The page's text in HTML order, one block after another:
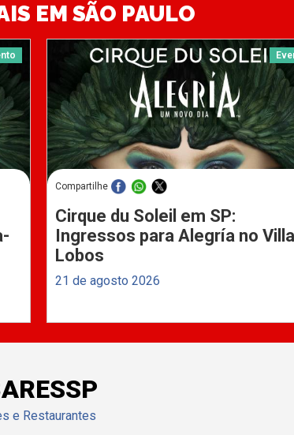
EM SÃO PAULO
Compartilhe
Cirque du Soleil em SP:
Ingressos para Alegría no
Lobos
21 de agosto 2026
e Restaurantes